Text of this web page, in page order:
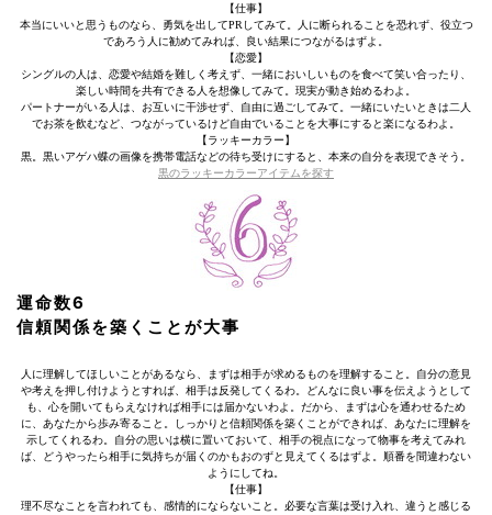
【仕事】
本当にいいと思うものなら、勇気を出してPRしてみて。人に断られることを恐れず、役立つ
であろう人に勧めてみれば、良い結果につながるはずよ。
【恋愛】
シングルの人は、恋愛や結婚を難しく考えず、一緒においしいものを食べて笑い合ったり、
楽しい時間を共有できる人を想像してみて。現実が動き始めるわよ。
パートナーがいる人は、お互いに干渉せず、自由に過ごしてみて。一緒にいたいときは二人
でお茶を飲むなど、つながっているけど自由でいることを大事にすると楽になるわよ。
【ラッキーカラー】
黒。黒いアゲハ蝶の画像を携帯電話などの待ち受けにすると、本来の自分を表現できそう。
黒のラッキーカラーアイテムを探す
運命数6
信頼関係を築くことが大事
人に理解してほしいことがあるなら、まずは相手が求めるものを理解すること。自分の意見
や考えを押し付けようとすれば、相手は反発してくるわ。どんなに良い事を伝えようとして
も、心を開いてもらえなければ相手には届かないわよ。だから、まずは心を通わせるため
に、あなたから歩み寄ること。しっかりと信頼関係を築くことができれば、あなたに理解を
示してくれるわ。自分の思いは横に置いておいて、相手の視点になって物事を考えてみれ
ば、どうやったら相手に気持ちが届くのかもおのずと見えてくるはずよ。順番を間違わない
ようにしてね。
【仕事】
理不尽なことを言われても、感情的にならないこと。必要な言葉は受け入れ、違うと感じる